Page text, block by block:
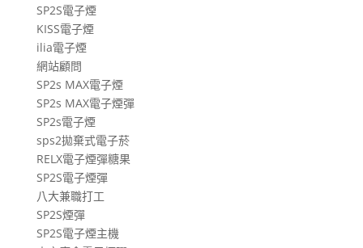
SP2S電子煙
KISS電子煙
ilia電子煙
網站顧問
SP2s MAX電子煙
SP2s MAX電子煙彈
SP2s電子煙
sps2拋棄式電子菸
RELX電子煙彈糖果
SP2S電子煙彈
八大兼職打工
SP2S煙彈
SP2S電子煙主機